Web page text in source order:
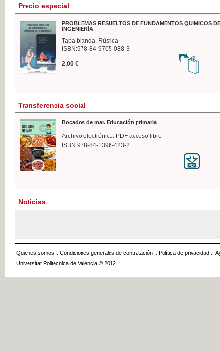
Precio especial
PROBLEMAS RESUELTOS DE FUNDAMENTOS QUÍMICOS
INGENIERÍA
Tapa blanda. Rústica
ISBN:978-84-9705-088-3
2,00 €
Transferencia social
Bocados de mar. Educación primaria
Archivo electrónico. PDF acceso libre
ISBN:978-84-1396-423-2
Noticias
Quienes somos :: Condiciones generales de contratación :: Política de privacidad ::
Universitat Politècnica de València © 2012